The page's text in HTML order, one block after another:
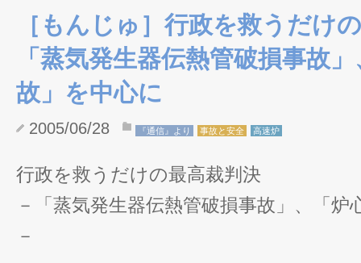
［もんじゅ］行政を救うだ
「蒸気発生器伝熱管破損事故
故」を中心に
2005/06/28 『通信』より 事故と安全 高速炉
行政を救うだけの最高裁判決
－「蒸気発生器伝熱管破損事故」、「炉
－